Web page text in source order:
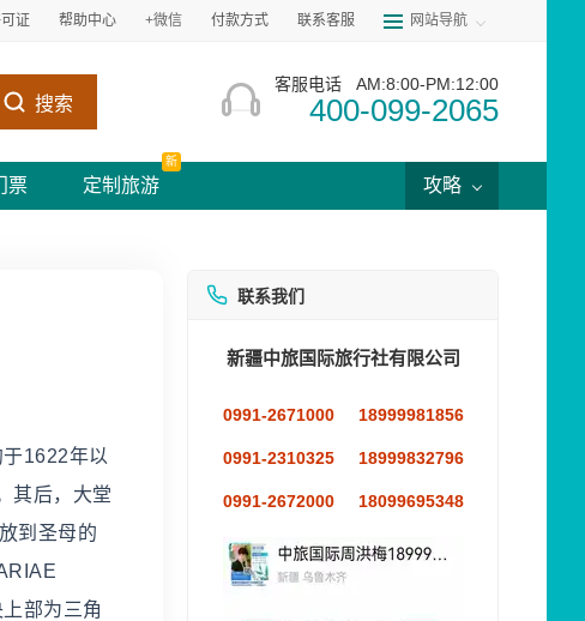
证 帮助中心 +微信 付款方式 联系客服 网站导航
搜索
客服电话 AM:8:00-PM:12:00
400-099-2065
票 定制旅游
新
攻略
1622年以
其后，大堂
到圣母的
部为三角
联系我们
新疆中旅国际旅行社有限公司
0991-2671000 18999981856
0991-2310325 18999832796
0991-2672000 18099695348